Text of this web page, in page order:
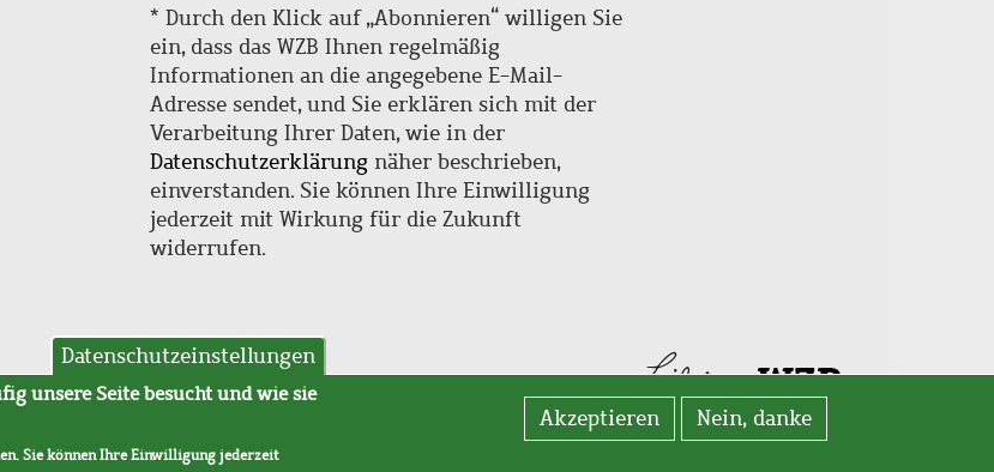
* Durch den Klick auf „Abonnieren“ willigen Sie
ein, dass das WZB Ihnen regelmäßig
Informationen an die angegebene E-Mail-
Adresse sendet, und Sie erklären sich mit der
Verarbeitung Ihrer Daten, wie in der
Datenschutzerklärung näher beschrieben,
einverstanden. Sie können Ihre Einwilligung
jederzeit mit Wirkung für die Zukunft
widerrufen.
Datenschutzeinstellungen
unsere Seite besucht und wie sie
Sie können Ihre Einwilligung jederzeit
Akzeptieren Nein, danke